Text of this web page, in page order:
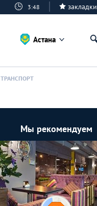
3:48 закладки
Астана
ТРАНСПОРТ
Мы рекомендуем